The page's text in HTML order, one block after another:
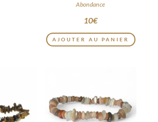
Abondance
10€
AJOUTER AU PANIER